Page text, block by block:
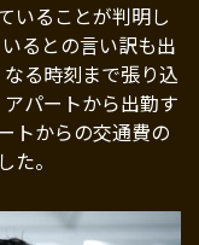
いることが判明し
るとの言い訳も出
る時刻まで張り込
パートから出勤す
トからの交通費の
。